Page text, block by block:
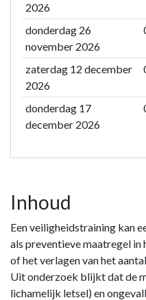
2026
donderdag 26
november 2026
zaterdag 12 december
2026
donderdag 17
december 2026
Inhoud
Een veiligheidstraining kan
als preventieve maatregel in
of het verlagen van het
Uit onderzoek blijkt dat de
lichamelijk letsel) en